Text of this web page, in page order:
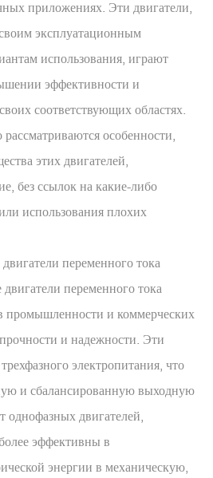
приложениях. Эти двигатели,
эксплуатационным
использования, играют
эффективности и
соответствующих областях.
особенности,
этих двигателей,
без ссылок на какие-либо
использования плохих
переменного тока
переменного тока
промышленности и коммерческих
и надежности. Эти
электропитания, что
и сбалансированную выходную
двигателей,
эффективны в
энергии в механическую,